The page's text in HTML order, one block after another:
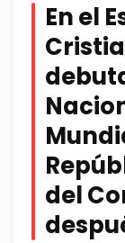
En el
del